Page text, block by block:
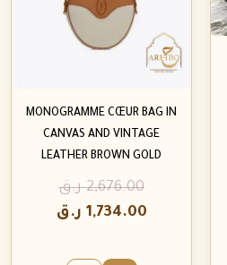
MONOGRAMME CŒUR BAG IN
CANVAS AND VINTAGE
LEATHER BROWN GOLD
2,676.00 ر.ق
1,734.00 ر.ق